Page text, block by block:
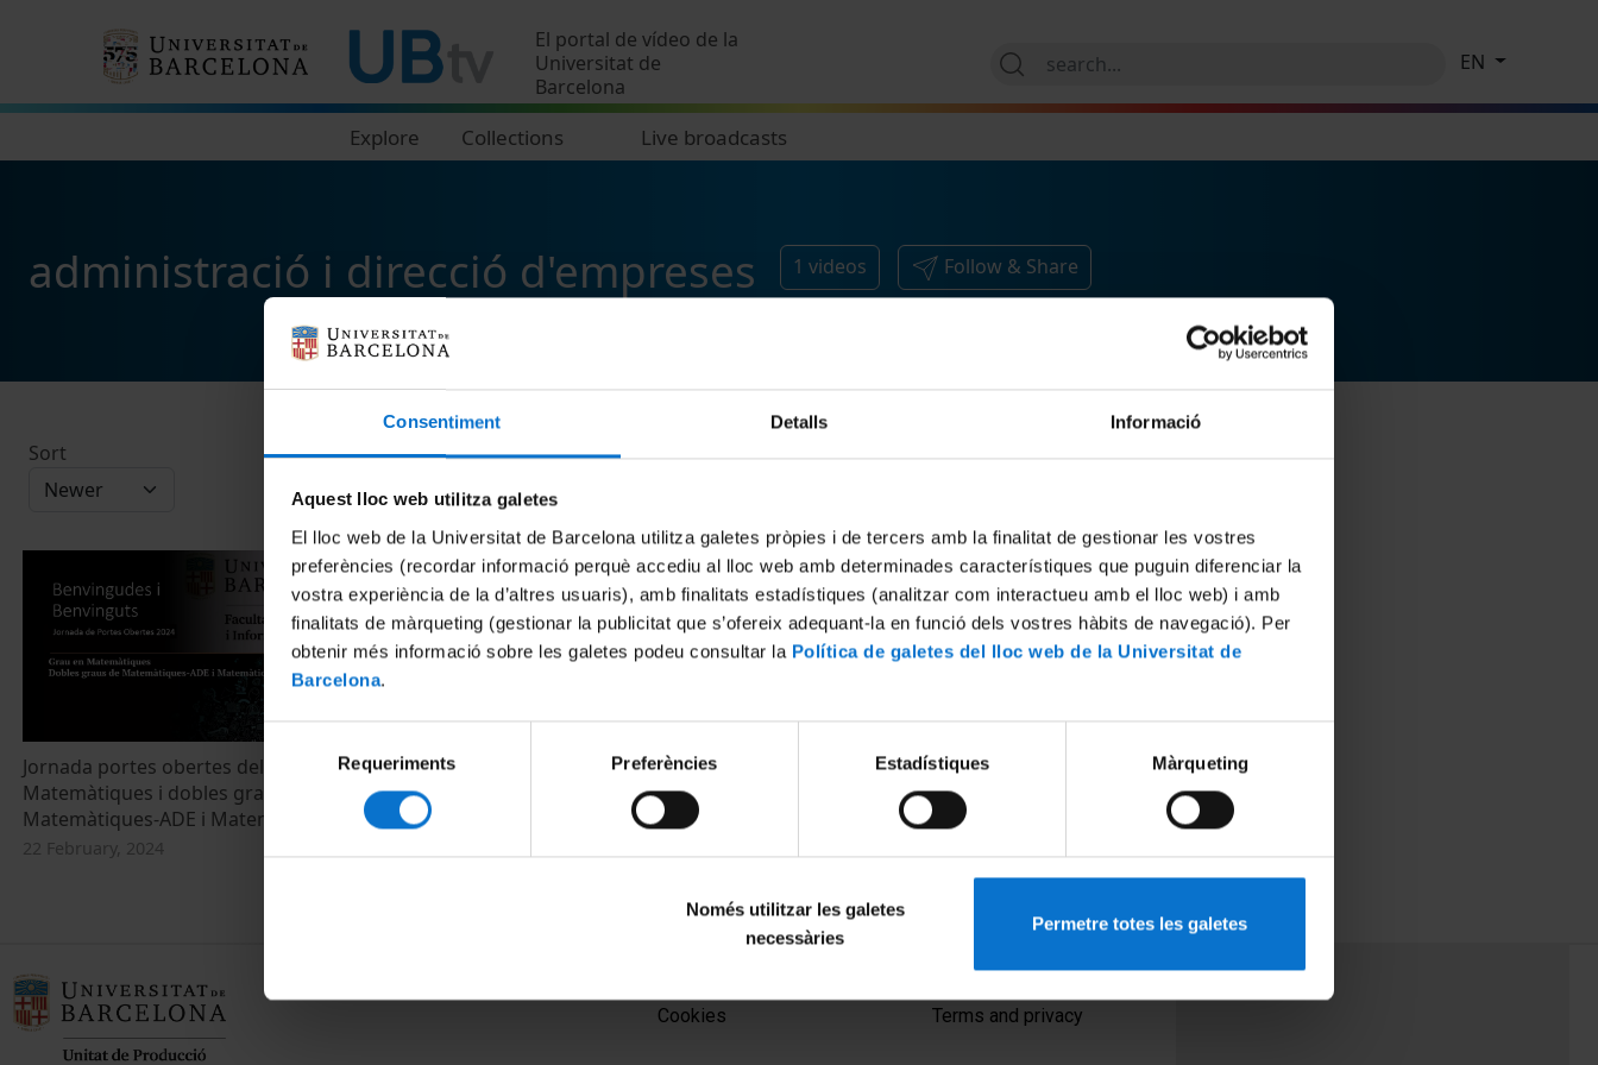
Consentiment Detalls Informació
Aquest lloc web utilitza galetes
El lloc web de la Universitat de Barcelona utilitza galetes pròpies i de tercers amb la finalitat de gestionar les vostres
preferències (recordar informació perquè accediu al lloc web amb determinades característiques que puguin diferenciar la
vostra experiència de la d’altres usuaris), amb finalitats estadístiques (analitzar com interactueu amb el lloc web) i amb
finalitats de màrqueting (gestionar la publicitat que s’ofereix adequant-la en funció dels vostres hàbits de navegació). Per
obtenir més informació sobre les galetes podeu consultar la Política de galetes del lloc web de la Universitat de
Barcelona.
consentiment
Requeriments Preferències Estadístiques Màrqueting
Només utilitzar les galetes
necessàries
Permetre totes les galetes
El portal de vídeo de la
Universitat de
Barcelona
Explore Collections Live broadcasts
EN
administració i direcció d'empreses 1 videos Follow & Share
Sort
Jornada portes obertes del Grau en
Matemàtiques i dobles graus de
Matemàtiques-ADE i Matemàtiques-Física
22 February, 2024
Cookies
PEU 2
Terms and privacy
PEU 3